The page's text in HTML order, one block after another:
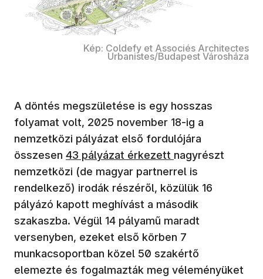
Kép: Coldefy et Associés Architectes
Urbanistes/Budapest Városháza
A döntés megszületése is egy hosszas
folyamat volt, 2025 november 18-ig a
nemzetközi pályázat első fordulójára
összesen 43 pályázat érkezett nagyrészt
nemzetközi (de magyar partnerrel is
rendelkező) irodák részéről, közülük 16
pályázó kapott meghívást a második
szakaszba. Végül 14 pályamű maradt
versenyben, ezeket első körben 7
munkacsoportban közel 50 szakértő
elemezte és fogalmazták meg véleményüket